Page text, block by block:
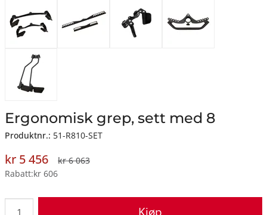
Ergonomisk grep, sett med 8
Produktnr.: 51-R810-SET
kr 5 456
kr 6 063
Rabatt kr 606
Kjøp